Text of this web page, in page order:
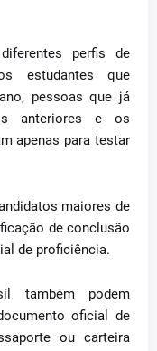
perfis de
estudantes que
pessoas que já
anteriores e os
apenas para testar
maiores de
de conclusão
de proficiência.
também podem
oficial de
ou carteira